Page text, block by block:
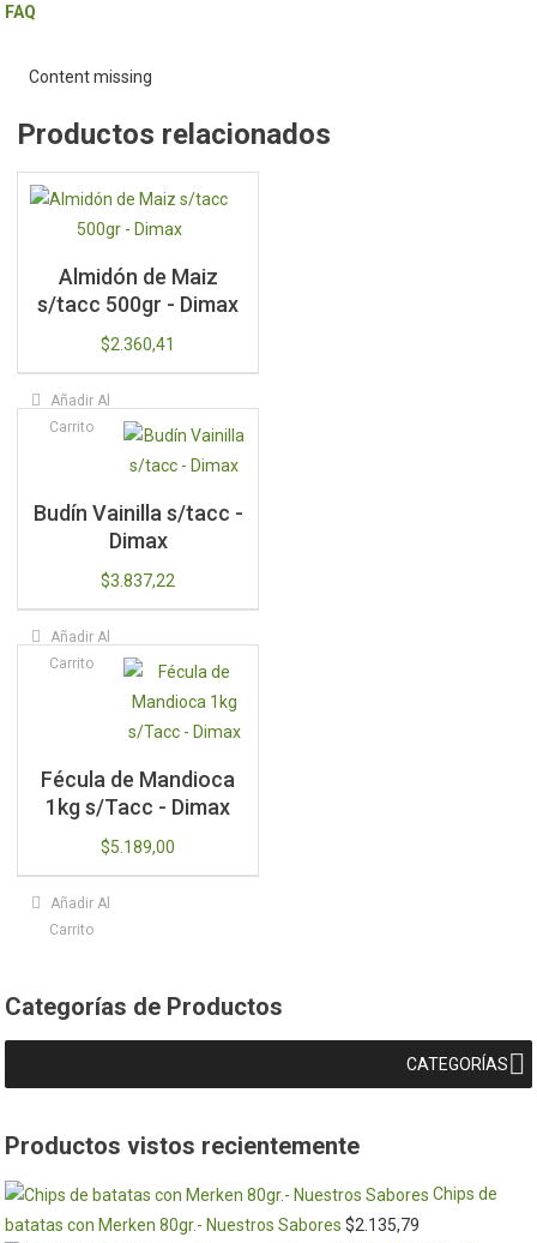
Nuestros
Sabores
cantidad
FAQ
Content missing
Productos relacionados
Almidón de Maiz
s/tacc 500gr - Dimax
$2.360,41
Añadir Al
Carrito
Budín Vainilla s/tacc -
Dimax
$3.837,22
Añadir Al
Carrito
Fécula de Mandioca
1kg s/Tacc - Dimax
$5.189,00
Añadir Al
Carrito
Categorías de Productos
CATEGORÍAS
Productos vistos recientemente
Chips de
batatas con Merken 80gr.- Nuestros Sabores $2.135,79